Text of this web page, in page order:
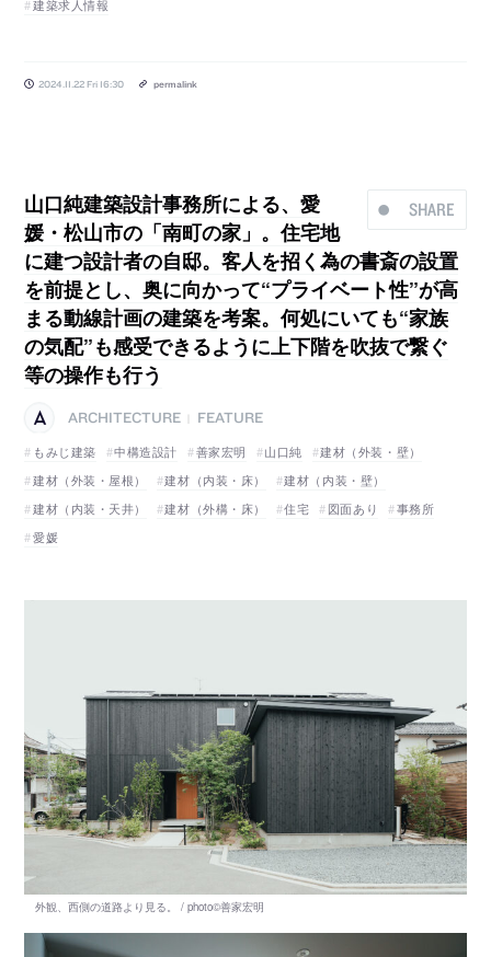
建築求人情報
2024.11.22 Fri 16:30 permalink
SHARE
山口純建築設計事務所による、愛
媛・松山市の「南町の家」。住宅地
に建つ設計者の自邸。客人を招く為の書斎の設置
を前提とし、奥に向かって“プライベート性”が高
まる動線計画の建築を考案。何処にいても“家族
の気配”も感受できるように上下階を吹抜で繋ぐ
等の操作も行う
ARCHITECTURE
FEATURE
もみじ建築
中構造設計 善家宏明 山口純
建材（外装・壁）
建材（外装・屋根）
建材（内装・床）
建材（内装・壁）
建材（内装・天井）
建材（外構・床） 住宅 図面あり
事務所
愛媛